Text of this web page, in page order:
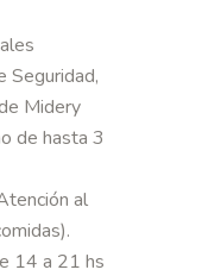
Seguridad,
Midery
de hasta 3
al
14 a 21 hs